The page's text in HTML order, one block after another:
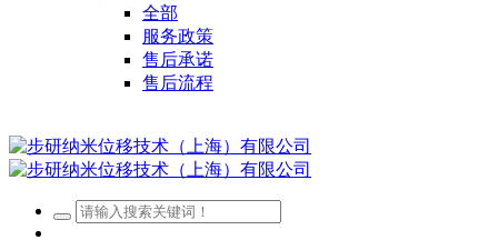
全部
服务政策
售后承诺
售后流程